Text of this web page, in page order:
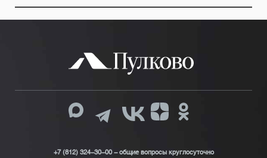
+7 (812) 324-30-00 - общие вопросы круглосуточно